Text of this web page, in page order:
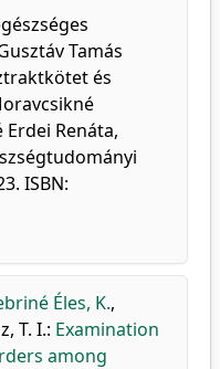
Tamás
és
Renáta,
ISBN:
Éles, K.,
T. I.: Examination
among